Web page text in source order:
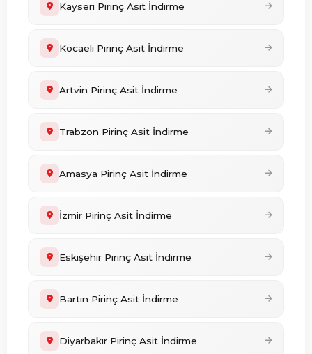
Kayseri Pirinç Asit İndirme
Kocaeli Pirinç Asit İndirme
Artvin Pirinç Asit İndirme
Trabzon Pirinç Asit İndirme
Amasya Pirinç Asit İndirme
İzmir Pirinç Asit İndirme
Eskişehir Pirinç Asit İndirme
Bartın Pirinç Asit İndirme
Diyarbakır Pirinç Asit İndirme